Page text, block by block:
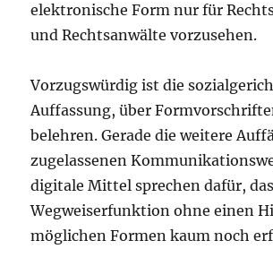
elektronische Form nur für
und Rechtsanwälte vorzusehen.
Vorzugswürdig ist die
Auffassung, über
belehren. Gerade die weitere
zugelassenen
digitale Mittel sprechen dafür,
Wegweiserfunktion ohne einen
möglichen Formen kaum noch